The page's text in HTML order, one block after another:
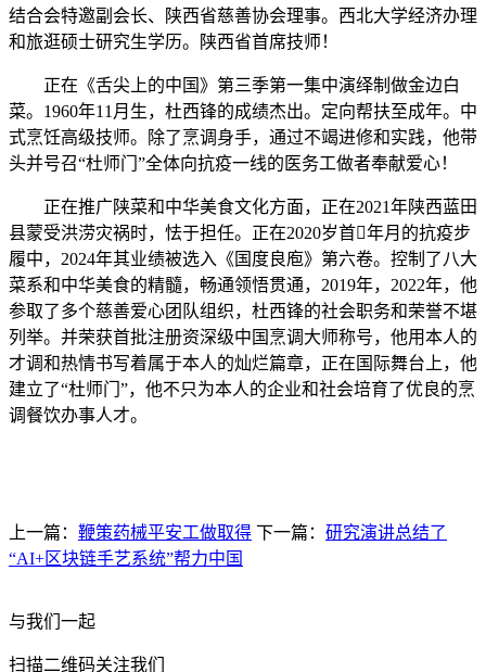
结合会特邀副会长、陕西省慈善协会理事。西北大学经济办理
和旅逛硕士研究生学历。陕西省首席技师！
正在《舌尖上的中国》第三季第一集中演绎制做金边白
菜。1960年11月生，杜西锋的成绩杰出。定向帮扶至成年。中
式烹饪高级技师。除了烹调身手，通过不竭进修和实践，他带
头并号召“杜师门”全体向抗疫一线的医务工做者奉献爱心！
正在推广陕菜和中华美食文化方面，正在2021年陕西蓝田
县蒙受洪涝灾祸时，怯于担任。正在2020岁首年月的抗疫步
履中，2024年其业绩被选入《国度良庖》第六卷。控制了八大
菜系和中华美食的精髓，畅通领悟贯通，2019年，2022年，他
参取了多个慈善爱心团队组织，杜西锋的社会职务和荣誉不堪
列举。并荣获首批注册资深级中国烹调大师称号，他用本人的
才调和热情书写着属于本人的灿烂篇章，正在国际舞台上，他
建立了“杜师门”，他不只为本人的企业和社会培育了优良的烹
调餐饮办事人才。
上一篇： 鞭策药械平安工做取得 下一篇： 研究演讲总结了
“AI+区块链手艺系统”帮力中国
与我们一起
扫描二维码关注我们